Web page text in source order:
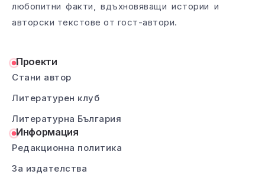
любопитни факти, вдъхновяващи истории и
авторски текстове от гост-автори.
Проекти
Стани автор
Литературен клуб
Литературна България
Информация
Редакционна политика
За издателства